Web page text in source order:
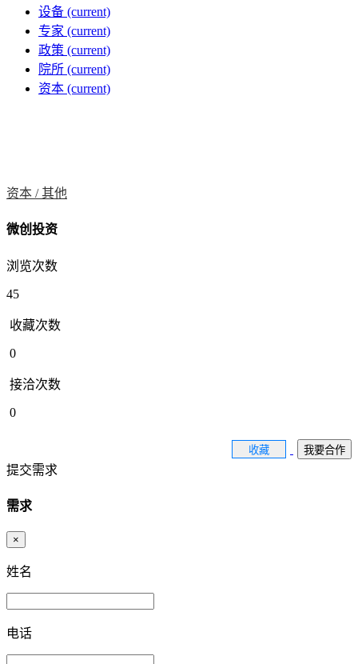
设备 (current)
专家 (current)
政策 (current)
院所 (current)
资本 (current)
资本 /其他
微创投资
浏览次数
45
收藏次数
0
接洽次数
0
收藏 我要合作
提交需求
需求
×
姓名
电话